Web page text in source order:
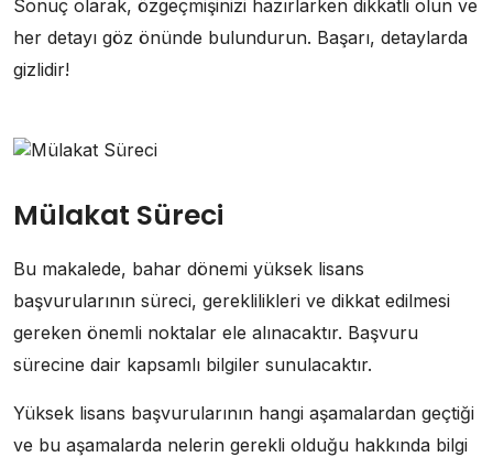
Sonuç olarak, özgeçmişinizi hazırlarken dikkatli olun ve
her detayı göz önünde bulundurun. Başarı, detaylarda
gizlidir!
Mülakat Süreci
Bu makalede, bahar dönemi yüksek lisans
başvurularının süreci, gereklilikleri ve dikkat edilmesi
gereken önemli noktalar ele alınacaktır. Başvuru
sürecine dair kapsamlı bilgiler sunulacaktır.
Yüksek lisans başvurularının hangi aşamalardan geçtiği
ve bu aşamalarda nelerin gerekli olduğu hakkında bilgi